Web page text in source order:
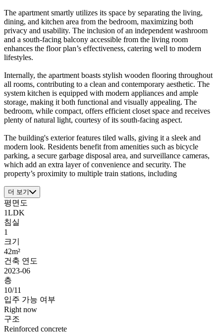
The apartment smartly utilizes its space by separating the living,
dining, and kitchen area from the bedroom, maximizing both
privacy and usability. The inclusion of an independent washroom
and a south-facing balcony accessible from the living room
enhances the floor plan’s effectiveness, catering well to modern
lifestyles.
Internally, the apartment boasts stylish wooden flooring throughout
all rooms, contributing to a clean and contemporary aesthetic. The
system kitchen is equipped with modern appliances and ample
storage, making it both functional and visually appealing. The
bedroom, while compact, offers efficient closet space and receives
plenty of natural light, courtesy of its south-facing aspect.
The building's exterior features tiled walls, giving it a sleek and
modern look. Residents benefit from amenities such as bicycle
parking, a secure garbage disposal area, and surveillance cameras,
which add an extra layer of convenience and security. The
property’s proximity to multiple train stations, including
더 보기
평면도
1LDK
침실
1
크기
42m²
건축 연도
2023-06
층
10/11
입주 가능 여부
Right now
구조
Reinforced concrete